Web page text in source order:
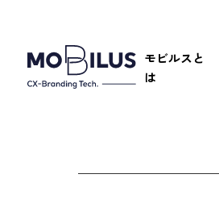
モビルスと
は